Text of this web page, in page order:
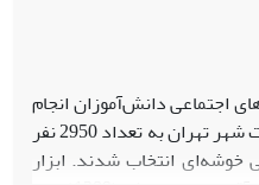
اجتماعی دانش‌آموزان انجام
شد. روش پژوهش، توصیفی-همبستگی بود. جامعه آماری پژوهش شامل کلیه دانش‌آموزان دختر متوسطه مقطع دوم منطقه هفت شهر تهران به تعداد 2950 نفر
گیری تصادفی خوشه‌ای انتخاب شدند. ابزار